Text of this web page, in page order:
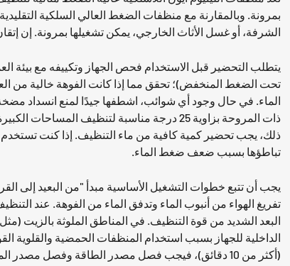
الشرفة، أو غسل الأثاث الخارجي، يمكن تشغيلها بمرونة. إن
تحت الضغط المنخفض)؛ تحقق مما إذا كانت الفوهة خالية من
ذلك، يجب تحضير كمية كافية من ماء التنظيف. إذا كنت
تباطؤها بسبب ضعف ضغط الماء.
يجب أن تتبع خطوات التشغيل الأساسية مبدأ "من البعيد إلى
الداخلية للجهاز بسبب استخدام المنظفات الحمضية والقلوية
(أكثر من 10 دقائق)، فيجب فصل مصدر الطاقة وفصل مصدر المياه.